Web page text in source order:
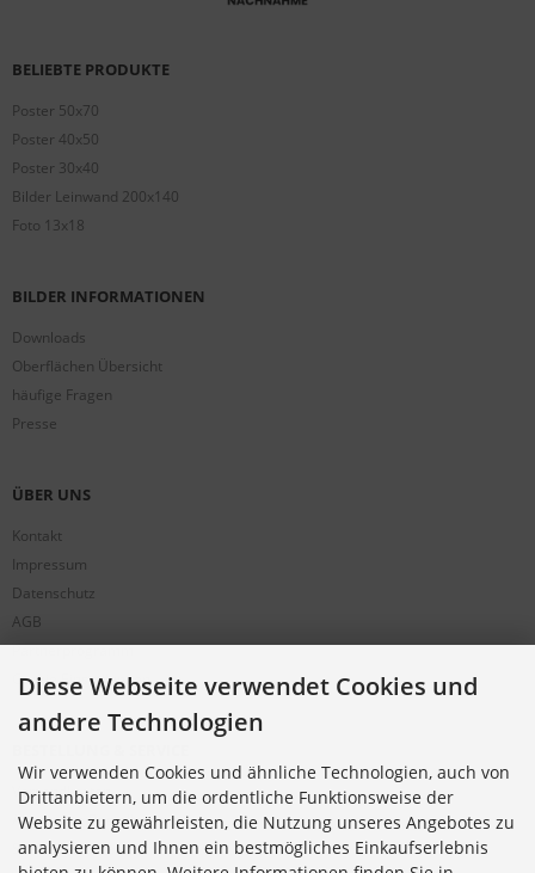
BELIEBTE PRODUKTE
Poster 50x70
Poster 40x50
Poster 30x40
Bilder Leinwand 200x140
Foto 13x18
BILDER INFORMATIONEN
Downloads
Oberflächen Übersicht
häufige Fragen
Presse
ÜBER UNS
Kontakt
Impressum
Datenschutz
AGB
Partnerprogramm
Cookie Einstellungen
Versandkosten
Alternative Bestellwege
Sicher Einkaufen
Diese Webseite verwendet Cookies und
andere Technologien
Wir verwenden Cookies und ähnliche Technologien, auch von
Drittanbietern, um die ordentliche Funktionsweise der
Website zu gewährleisten, die Nutzung unseres Angebotes zu
analysieren und Ihnen ein bestmögliches Einkaufserlebnis